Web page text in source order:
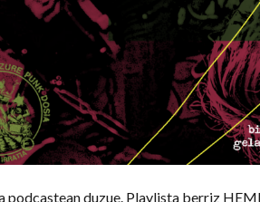
podcastean duzue. Playlista berriz